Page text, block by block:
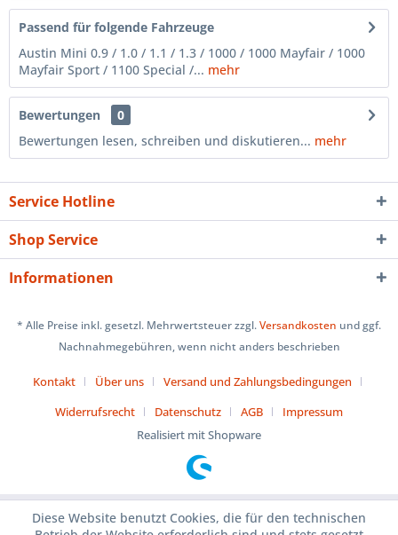
Passend für folgende Fahrzeuge
Austin Mini 0.9 / 1.0 / 1.1 / 1.3 / 1000 / 1000 Mayfair / 1000
Mayfair Sport / 1100 Special /... mehr
Bewertungen
0
Bewertungen lesen, schreiben und diskutieren... mehr
Service Hotline
Shop Service
Informationen
* Alle Preise inkl. gesetzl. Mehrwertsteuer zzgl.Versandkosten und ggf.
Nachnahmegebühren, wenn nicht anders beschrieben
Kontakt Über uns
Versand und Zahlungsbedingungen
Widerrufsrecht
Datenschutz AGB
Impressum
Realisiert mit Shopware
Diese Website benutzt Cookies, die für den technischen